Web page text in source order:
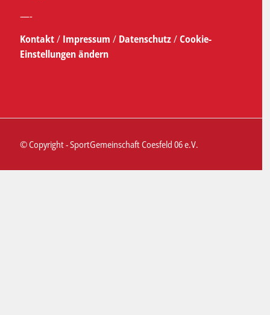
—-
Kontakt/ Impressum / Datenschutz/Cookie-
Einstellungen ändern
© Copyright - SportGemeinschaft Coesfeld 06 e.V.